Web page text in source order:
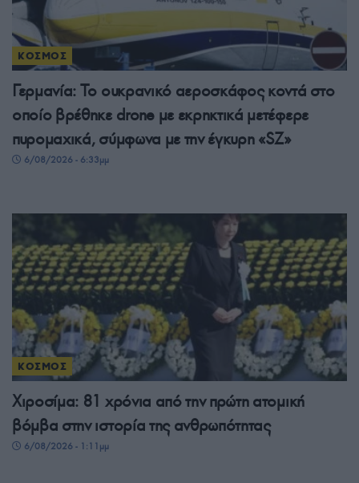
ΚΟΣΜΟΣ
Γερμανία: Το ουκρανικό αεροσκάφος κοντά στο
οποίο βρέθηκε drone με εκρηκτικά μετέφερε
πυρομαχικά, σύμφωνα με την έγκυρη «SZ»
6/08/2026 - 6:33μμ
ΚΟΣΜΟΣ
Χιροσίμα: 81 χρόνια από την πρώτη ατομική
βόμβα στην ιστορία της ανθρωπότητας
6/08/2026 - 1:11μμ